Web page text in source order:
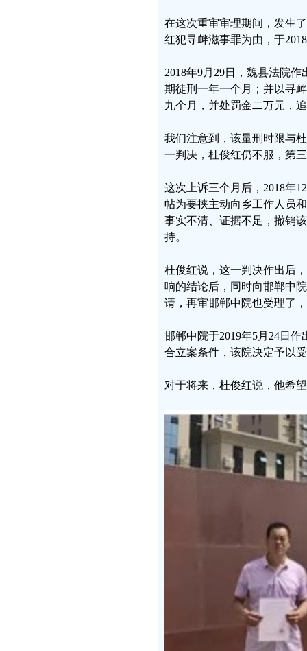
在这次重审审理期间，发生
红犯寻衅滋事罪为由，于
2018年9月29日，魏县法院
期徒刑一年一个月；并以寻
九个月，并处罚金二万元，
我们注意到，该量刑时限与
一判决，杜俊红仍不服，第
这次上诉三个月后，2018年
帖为要挟主动向乡工作人员
事实不清、证据不足，撤销
持。
杜俊红说，这一判决作出后
响的结论后，同时向邯郸中
请，再审邯郸中院也受理了
邯郸中院于2019年5月24日
合立案条件，该院决定予以
对于将来，杜俊红说，他希